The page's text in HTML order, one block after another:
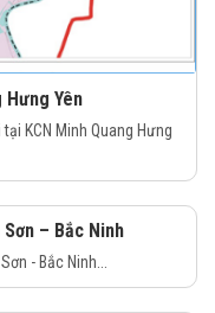
Yên
KCN Minh Quang Hưng
– Bắc Ninh
- Bắc Ninh...